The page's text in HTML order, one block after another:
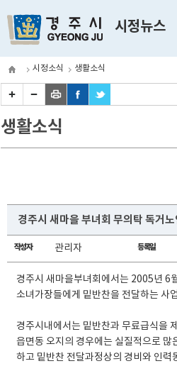
시정뉴스
시정소식 생활소식
생활소식
경주시 새마을 부녀회 무의탁 독거
작성자 관리자 등록일
경주시 새마을부녀회에서는 2005년 6
소녀가장들에게 밑반찬을 전달하는 사
경주시내에서는 밑반찬과 무료급식을
읍면동 오지의 경우에는 실질적으로 많
하고 밑반찬 전달과정상의 경비와 인력